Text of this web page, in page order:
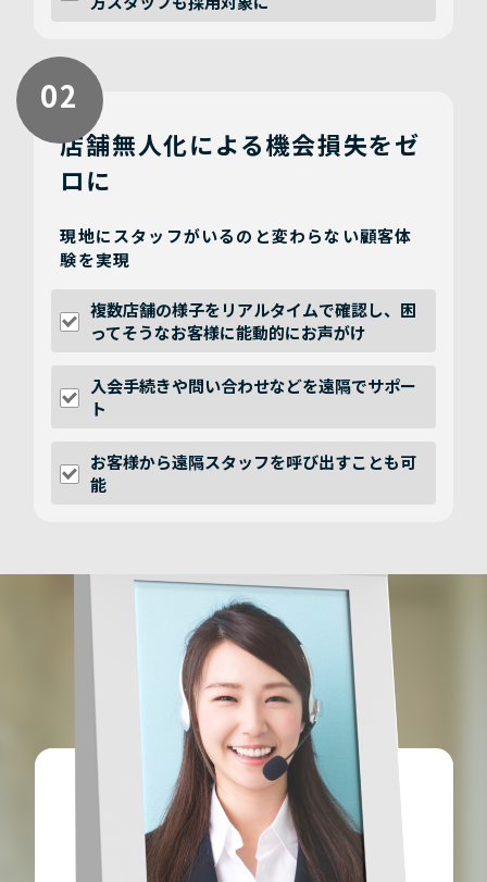
02
店舗無人化による機会損失をゼ
ロに
現地にスタッフがいるのと変わらない顧客体
験を実現
複数店舗の様子をリアルタイムで確認し、困
ってそうなお客様に能動的にお声がけ
入会手続きや問い合わせなどを遠隔でサポー
ト
お客様から遠隔スタッフを呼び出すことも可
能